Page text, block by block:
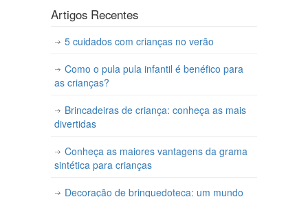
Artigos Recentes
5 cuidados com crianças no verão
Como o pula pula infantil é benéfico para
as crianças?
Brincadeiras de criança: conheça as mais
divertidas
Conheça as maiores vantagens da grama
sintética para crianças
Decoração de brinquedoteca: um mundo